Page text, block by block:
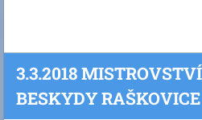
3.3.2018
BESKYDY RAŠKOVICE